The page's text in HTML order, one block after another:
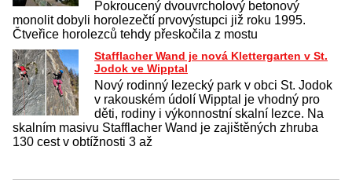
Pokroucený dvouvrcholový betonový
monolit dobyli horolezečtí prvovýstupci již roku 1995.
Čtveřice horolezců tehdy přeskočila z mostu
Stafflacher Wand je nová Klettergarten v St.
Jodok ve Wipptal
Nový rodinný lezecký park v obci St. Jodok
v rakouském údolí Wipptal je vhodný pro
děti, rodiny i výkonnostní skalní lezce. Na
skalním masivu Stafflacher Wand je zajištěných zhruba
130 cest v obtížnosti 3 až